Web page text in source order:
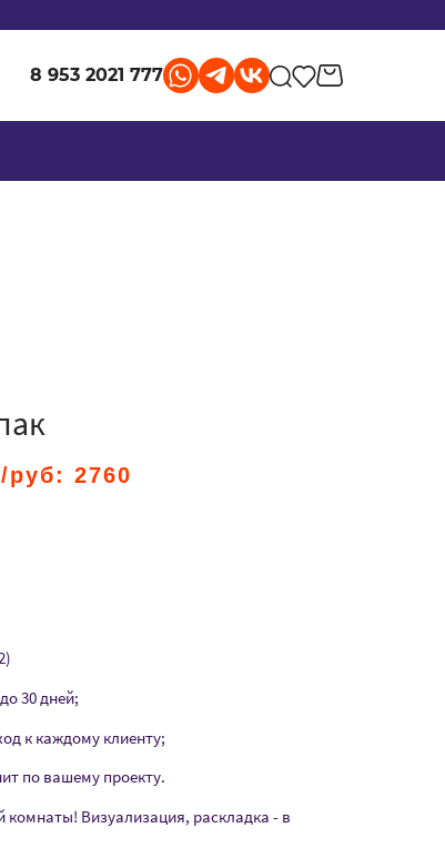
8 953 2021 777
руб: 2760
30 дней;
к каждому клиенту;
по вашему проекту.
комнаты! Визуализация, раскладка - в